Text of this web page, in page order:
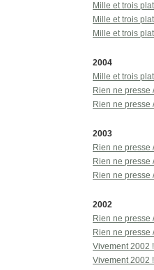
Mille et trois
Mille et trois
Mille et trois
2004
Mille et trois
Rien ne presse
Rien ne presse
2003
Rien ne presse
Rien ne presse
Rien ne presse
2002
Rien ne presse
Rien ne presse
Vivement 2002
Vivement 2002